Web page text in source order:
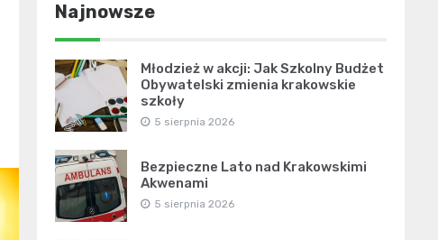
Najnowsze
Młodzież w akcji: Jak Szkolny Budżet
Obywatelski zmienia krakowskie
szkoły
5 sierpnia 2026
Bezpieczne Lato nad Krakowskimi
Akwenami
5 sierpnia 2026